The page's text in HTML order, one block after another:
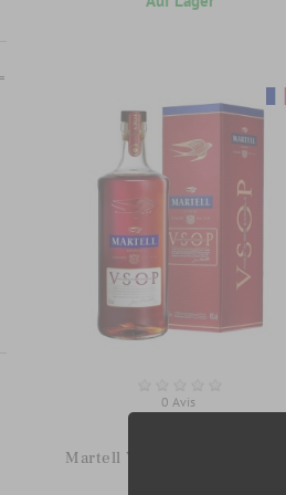
0 Avis
Martell VSOP Rotes Fass 70cl